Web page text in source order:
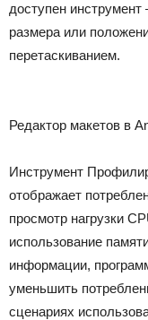
доступен инструмент
размера или
перетаскиванием.
Редактор макетов в
Инструмент
отображает
просмотр нагрузки
использование
информации,
уменьшить
сценариях